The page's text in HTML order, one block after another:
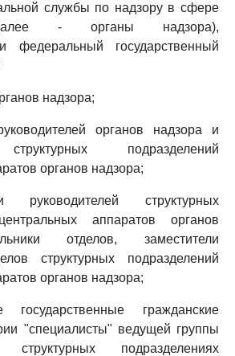
службы по надзору в сфере
- органы надзора),
федеральный государственный
надзора;
органов надзора и
подразделений
органов надзора;
руководителей структурных
аппаратов органов
отделов, заместители
структурных подразделений
органов надзора;
гражданские
"специалисты" ведущей группы
подразделениях